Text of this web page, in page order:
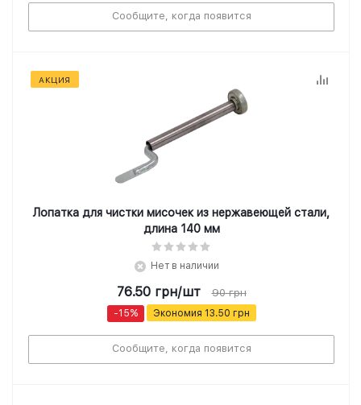
Сообщите, когда появится
АКЦИЯ
Лопатка для чистки мисочек из нержавеющей стали,
длина 140 мм
Нет в наличии
76.50грн/шт 90грн
-15% Экономия 13.50 грн
Сообщите, когда появится